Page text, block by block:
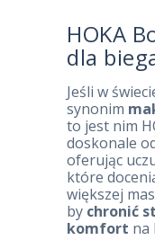
HOKA
dla
Jeśli w
synonim
to jest nim
doskonale
oferując
które
większej
by chronić
komfort na